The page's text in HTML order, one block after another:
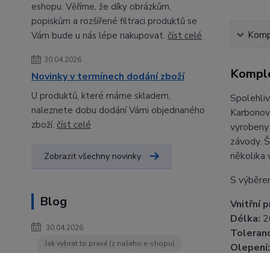
eshopu. Věříme, že díky obrázkům,
popiskům a rozšířené filtraci produktů se
Vám bude u nás lépe nakupovat. číst celé
30.04.2026
Novinky v termínech dodání zboží
U produktů, které máme skladem,
naleznete dobu dodání Vámi objednaného
zboží. číst celé
Zobrazit všechny novinky
Blog
30.04.2026
Jak vybrat to pravé (z našeho e-shopu)
závody.
několika
S
Vnitřní
Délka:
Olepení: